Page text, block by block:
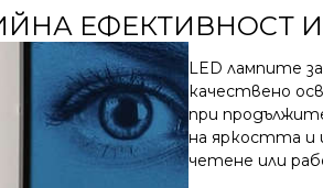
ЕФЕКТИВНОСТ
LED лампите
качествено
при
на яркостта и
четене или